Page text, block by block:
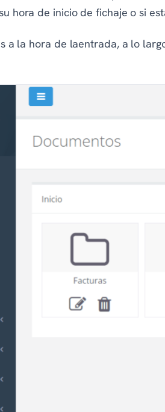
hora de inicio de fichaje o si
a la hora de laentrada, a lo